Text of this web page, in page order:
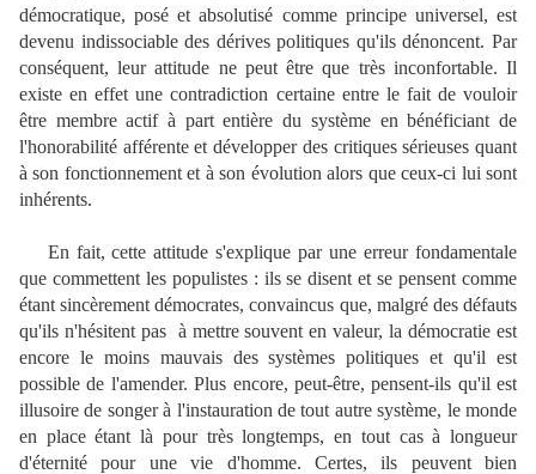
démocratique, posé et absolutisé comme principe universel, est
devenu indissociable des dérives politiques qu'ils dénoncent. Par
conséquent, leur attitude ne peut être que très inconfortable. Il
existe en effet une contradiction certaine entre le fait de vouloir
être membre actif à part entière du système en bénéficiant de
l'honorabilité afférente et développer des critiques sérieuses quant
à son fonctionnement et à son évolution alors que ceux-ci lui sont
inhérents.
En fait, cette attitude s'explique par une erreur fondamentale
que commettent les populistes : ils se disent et se pensent comme
étant sincèrement démocrates, convaincus que, malgré des défauts
qu'ils n'hésitent pas à mettre souvent en valeur, la démocratie est
encore le moins mauvais des systèmes politiques et qu'il est
possible de l'amender. Plus encore, peut-être, pensent-ils qu'il est
illusoire de songer à l'instauration de tout autre système, le monde
en place étant là pour très longtemps, en tout cas à longueur
d'éternité pour une vie d'homme. Certes, ils peuvent bien